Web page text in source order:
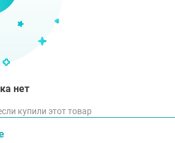
нет
купили этот товар